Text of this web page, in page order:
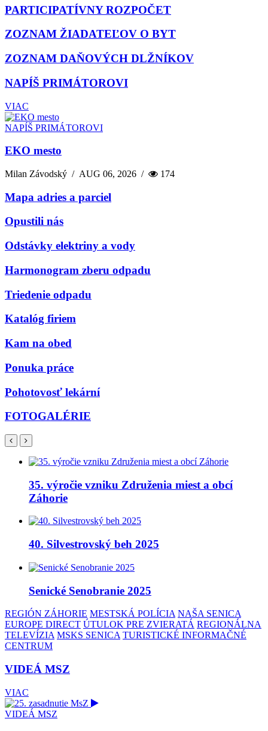
PARTICIPATÍVNY ROZPOČET
ZOZNAM ŽIADATEĽOV O BYT
ZOZNAM DAŇOVÝCH DLŽNÍKOV
NAPÍŠ PRIMÁTOROVI
VIAC
NAPÍŠ PRIMÁTOROVI
EKO mesto
Milan Závodský /AUG 06, 2026 / 174
Mapa adries a parciel
Opustili nás
Odstávky elektriny a vody
Harmonogram zberu odpadu
Triedenie odpadu
Katalóg firiem
Kam na obed
Ponuka práce
Pohotovosť lekární
FOTOGALÉRIE
35. výročie vzniku Združenia miest a obcí
Záhorie
40. Silvestrovský beh 2025
Senické Senobranie 2025
REGIÓN ZÁHORIE MESTSKÁ POLÍCIA NAŠA SENICA
EUROPE DIRECT ÚTULOK PRE ZVIERATÁ REGIONÁLNA
TELEVÍZIA MSKS SENICA TURISTICKÉ INFORMAČNÉ
CENTRUM
VIDEÁ MSZ
VIAC
VIDEÁ MSZ